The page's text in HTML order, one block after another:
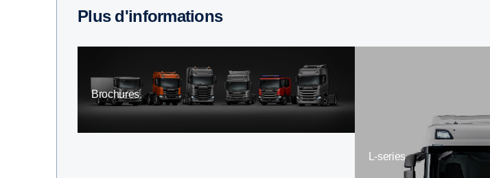
Plus d'informations
Brochures
L-series